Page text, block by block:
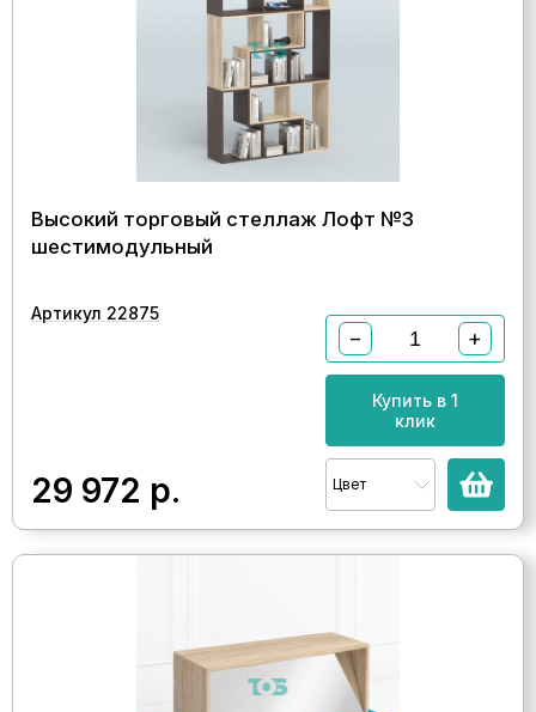
Высокий торговый стеллаж Лофт №3
шестимодульный
Артикул 22875
29 972 р.
− +
Купить в 1
клик
Цвет